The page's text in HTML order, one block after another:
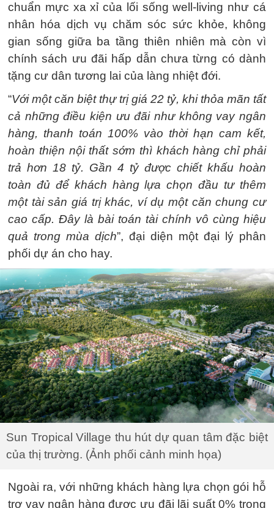
chuẩn mực xa xỉ của lối sống well-living như cá
nhân hóa dịch vụ chăm sóc sức khỏe, không
gian sống giữa ba tầng thiên nhiên mà còn vì
chính sách ưu đãi hấp dẫn chưa từng có dành
tặng cư dân tương lai của làng nhiệt đới.
“Với một căn biệt thự trị giá 22 tỷ, khi thỏa mãn tất
cả những điều kiện ưu đãi như không vay ngân
hàng, thanh toán 100% vào thời hạn cam kết,
hoàn thiện nội thất sớm thì khách hàng chỉ phải
trả hơn 18 tỷ. Gần 4 tỷ được chiết khấu hoàn
toàn đủ để khách hàng lựa chọn đầu tư thêm
một tài sản giá trị khác, ví dụ một căn chung cư
cao cấp. Đây là bài toán tài chính vô cùng hiệu
quả trong mùa dịch”, đại diện một đại lý phân
phối dự án cho hay.
Sun Tropical Village thu hút dự quan tâm đặc biệt
của thị trường. (Ảnh phối cảnh minh họa)
Ngoài ra, với những khách hàng lựa chọn gói hỗ
trợ vay ngân hàng được ưu đãi lãi suất 0% trong